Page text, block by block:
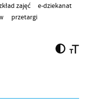
zajęć
e-dziekanat
przetargi